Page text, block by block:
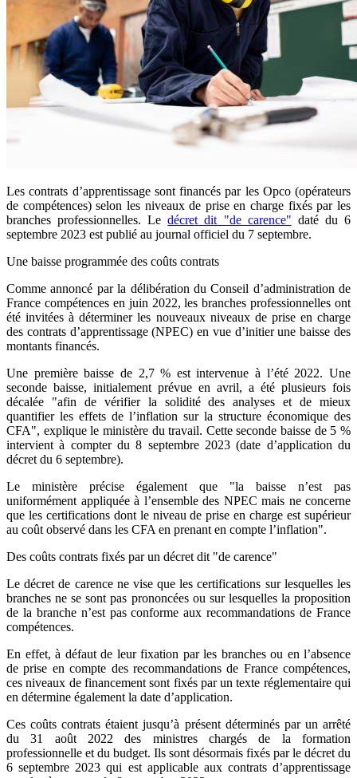
Les contrats d’apprentissage sont financés par les Opco (opérateurs
de compétences) selon les niveaux de prise en charge fixés par les
branches professionnelles. Ledécret dit "de carence" daté du 6
septembre 2023 est publié au journal officiel du 7 septembre.
Une baisse programmée des coûts contrats
Comme annoncé par la délibération du Conseil d’administration de
France compétences en juin 2022, les branches professionnelles ont
été invitées à déterminer les nouveaux niveaux de prise en charge
des contrats d’apprentissage (NPEC) en vue d’initier une baisse des
montants financés.
Une première baisse de 2,7 % est intervenue à l’été 2022. Une
seconde baisse, initialement prévue en avril, a été plusieurs fois
décalée "afin de vérifier la solidité des analyses et de mieux
quantifier les effets de l’inflation sur la structure économique des
CFA", explique le ministère du travail. Cette seconde baisse de 5 %
intervient à compter du 8 septembre 2023 (date d’application du
décret du 6 septembre).
Le ministère précise également que "la baisse n’est pas
uniformément appliquée à l’ensemble des NPEC mais ne concerne
que les certifications dont le niveau de prise en charge est supérieur
au coût observé dans les CFA en prenant en compte l’inflation".
Des coûts contrats fixés par un décret dit "de carence"
Le décret de carence ne vise que les certifications sur lesquelles les
branches ne se sont pas prononcées ou sur lesquelles la proposition
de la branche n’est pas conforme aux recommandations de France
compétences.
En effet, à défaut de leur fixation par les branches ou en l’absence
de prise en compte des recommandations de France compétences,
ces niveaux de financement sont fixés par un texte réglementaire qui
en détermine également la date d’application.
Ces coûts contrats étaient jusqu’à présent déterminés par un arrêté
du 31 août 2022 des ministres chargés de la formation
professionnelle et du budget. Ils sont désormais fixés par le décret du
6 septembre 2023 qui est applicable aux contrats d’apprentissage